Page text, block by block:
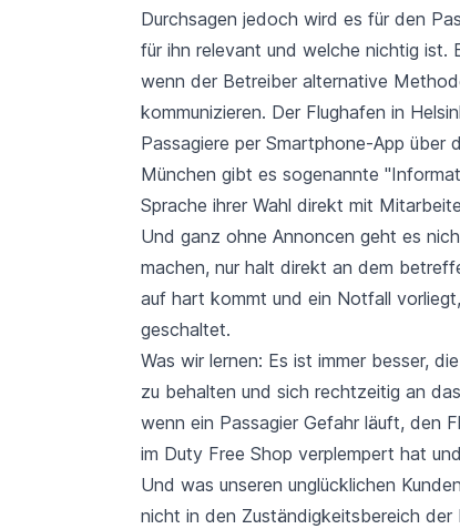
Durchsagen jedoch wird es für den
für ihn relevant und welche nichtig ist.
wenn der Betreiber alternative
kommunizieren. Der Flughafen in
Passagiere per Smartphone-App über
München gibt es sogenannte
Sprache ihrer Wahl direkt mit
Und ganz ohne Annoncen geht es
machen, nur halt direkt an dem
auf hart kommt und ein Notfall
geschaltet.
Was wir lernen: Es ist immer besser,
zu behalten und sich rechtzeitig an
wenn ein Passagier Gefahr läuft, den
im Duty Free Shop verplempert hat
Und was unseren unglücklichen
nicht in den Zuständigkeitsbereich